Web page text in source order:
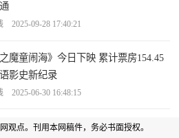
2025-09-28 17:40:21
之魔童闹海》今日下映 累计票房154.45
影史新纪录
2025-06-30 16:48:15
观点。刊用本网稿件，务必书面授权。